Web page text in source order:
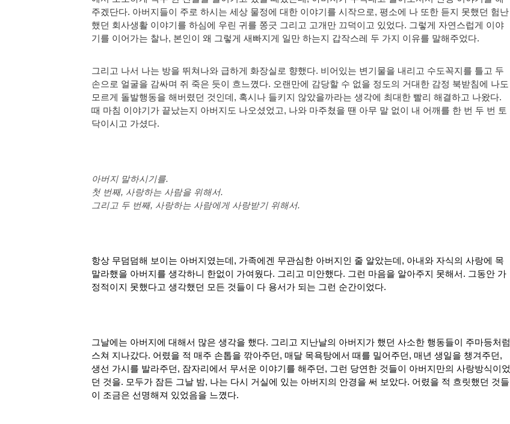
주겠단다. 아버지들이 주로 하시는 세상 물정에 대한 이야기를 시작으로, 평소에 나 또한 듣지 못했던 험난
했던 회사생활 이야기를 하심에 우린 귀를 쫑긋 그리고 고개만 끄덕이고 있었다. 그렇게 자연스럽게 이야
기를 이어가는 찰나, 본인이 왜 그렇게 새빠지게 일만 하는지 갑작스레 두 가지 이유를 말해주었다.
그리고 나서 나는 방을 뛰쳐나와 급하게 화장실로 향했다. 비어있는 변기물을 내리고 수도꼭지를 틀고 두
손으로 얼굴을 감싸며 쥐 죽은 듯이 흐느꼈다. 오랜만에 감당할 수 없을 정도의 거대한 감정 북받침에 나도
모르게 돌발행동을 해버렸던 것인데, 혹시나 들키지 않았을까라는 생각에 최대한 빨리 해결하고 나왔다.
때 마침 이야기가 끝났는지 아버지도 나오셨었고, 나와 마주쳤을 땐 아무 말 없이 내 어깨를 한 번 두 번 토
닥이시고 가셨다.
아버지 말하시기를.
첫 번째, 사랑하는 사람을 위해서.
그리고 두 번째, 사랑하는 사람에게 사랑받기 위해서.
항상 무덤덤해 보이는 아버지였는데, 가족에겐 무관심한 아버지인 줄 알았는데, 아내와 자식의 사랑에 목
말라했을 아버지를 생각하니 한없이 가여웠다. 그리고 미안했다. 그런 마음을 알아주지 못해서. 그동안 가
정적이지 못했다고 생각했던 모든 것들이 다 용서가 되는 그런 순간이었다.
그날에는 아버지에 대해서 많은 생각을 했다. 그리고 지난날의 아버지가 했던 사소한 행동들이 주마등처럼
스쳐 지나갔다. 어렸을 적 매주 손톱을 깎아주던, 매달 목욕탕에서 때를 밀어주던, 매년 생일을 챙겨주던,
생선 가시를 발라주던, 잠자리에서 무서운 이야기를 해주던, 그런 당연한 것들이 아버지만의 사랑방식이었
던 것을. 모두가 잠든 그날 밤, 나는 다시 거실에 있는 아버지의 안경을 써 보았다. 어렸을 적 흐릿했던 것들
이 조금은 선명해져 있었음을 느꼈다.